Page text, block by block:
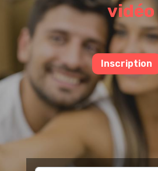
vidéo
Inscription